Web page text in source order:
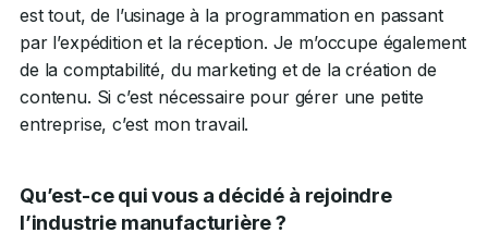
est tout, de l’usinage à la programmation en passant
par l’expédition et la réception. Je m’occupe également
de la comptabilité, du marketing et de la création de
contenu. Si c’est nécessaire pour gérer une petite
entreprise, c’est mon travail.
Qu’est-ce qui vous a décidé à rejoindre
l’industrie manufacturière ?